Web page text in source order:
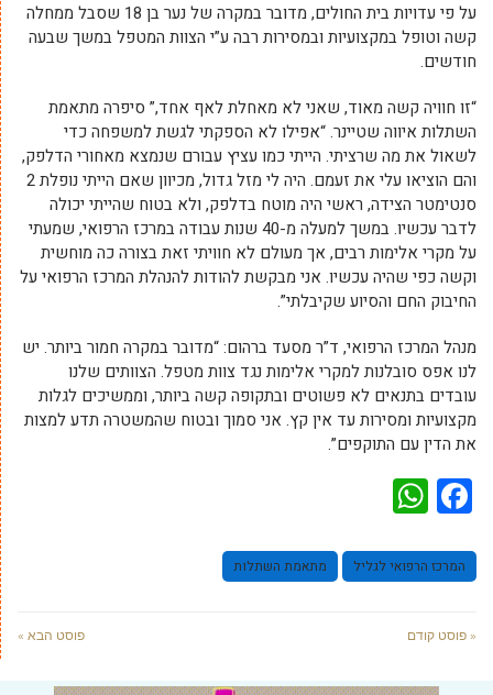
על פי עדויות בית החולים, מדובר במקרה של נער בן 18 שסבל ממחלה
קשה וטופל במקצועיות ובמסירות רבה ע”י הצוות המטפל במשך שבעה
חודשים.
“זו חוויה קשה מאוד, שאני לא מאחלת לאף אחד,” סיפרה מתאמת
השתלות איווה שטיינר. “אפילו לא הספקתי לגשת למשפחה כדי
לשאול את מה שרציתי. הייתי כמו עציץ עבורם שנמצא מאחורי הדלפק,
והם הוציאו עלי את זעמם. היה לי מזל גדול, מכיוון שאם הייתי נופלת 2
סנטימטר הצידה, ראשי היה מוטח בדלפק, ולא בטוח שהייתי יכולה
לדבר עכשיו. במשך למעלה מ-40 שנות עבודה במרכז הרפואי, שמעתי
על מקרי אלימות רבים, אך מעולם לא חוויתי זאת בצורה כה מוחשית
וקשה כפי שהיה עכשיו. אני מבקשת להודות להנהלת המרכז הרפואי על
החיבוק החם והסיוע שקיבלתי”.
מנהל המרכז הרפואי, ד”ר מסעד ברהום: “מדובר במקרה חמור ביותר. יש
לנו אפס סובלנות למקרי אלימות נגד צוות מטפל. הצוותים שלנו
עובדים בתנאים לא פשוטים ובתקופה קשה ביותר, וממשיכים לגלות
מקצועיות ומסירות עד אין קץ. אני סמוך ובטוח שהמשטרה תדע למצות
את הדין עם התוקפים”.
Facebook
המרכז הרפואי לגליל מתאמת השתלות
« פוסט קודם פוסט הבא »